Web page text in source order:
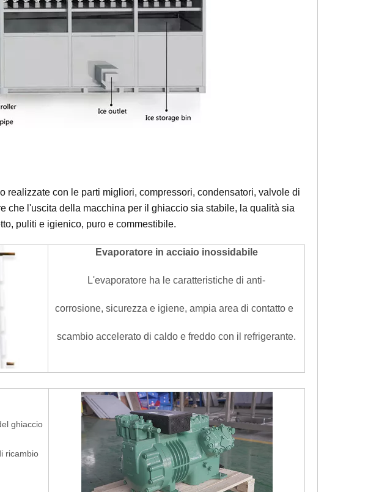
realizzate con le parti migliori, compressori, condensatori, valvole di
che l'uscita della macchina per il ghiaccio sia stabile, la qualità sia
puliti e igienico, puro e commestibile.
Evaporatore in acciaio inossidabile
L'evaporatore ha le caratteristiche di anti-
corrosione, sicurezza e igiene, ampia area di contatto e
scambio accelerato di caldo e freddo con il refrigerante.
ghiaccio
ricambio